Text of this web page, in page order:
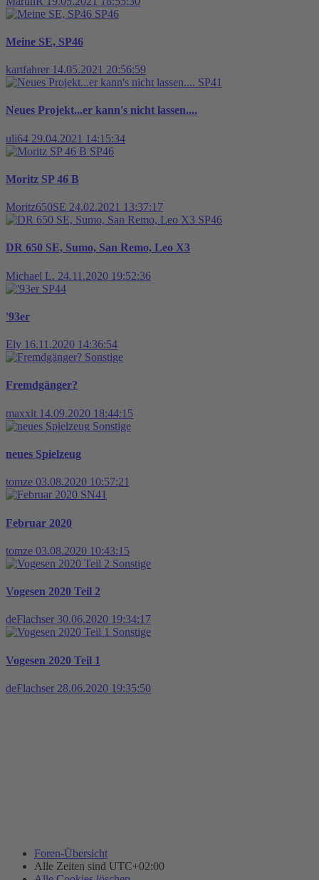
SP46
Meine SE, SP46
kartfahrer 14.05.2021 20:56:59
SP41
Neues Projekt...er kann's nicht lassen....
uli64 29.04.2021 14:15:34
SP46
Moritz SP 46 B
Moritz650SE 24.02.2021 13:37:17
SP46
DR 650 SE, Sumo, San Remo, Leo X3
Michael L. 24.11.2020 19:52:36
SP44
'93er
Ely 16.11.2020 14:36:54
Sonstige
Fremdgänger?
maxxit 14.09.2020 18:44:15
Sonstige
neues Spielzeug
tomze 03.08.2020 10:57:21
SN41
Februar 2020
tomze 03.08.2020 10:43:15
Sonstige
Vogesen 2020 Teil 2
deFlachser 30.06.2020 19:34:17
Sonstige
Vogesen 2020 Teil 1
deFlachser 28.06.2020 19:35:50
Foren-Übersicht
Alle Zeiten sind UTC+02:00